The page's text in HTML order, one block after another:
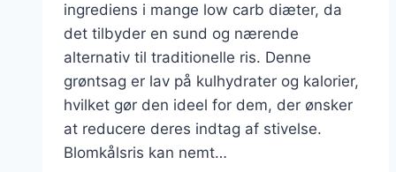
ingrediens i mange low carb diæter, da
det tilbyder en sund og nærende
alternativ til traditionelle ris. Denne
grøntsag er lav på kulhydrater og kalorier,
hvilket gør den ideel for dem, der ønsker
at reducere deres indtag af stivelse.
Blomkålsris kan nemt…